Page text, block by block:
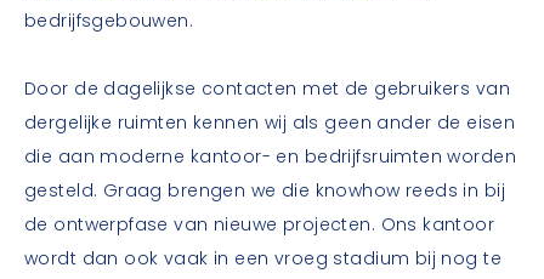
bedrijfsgebouwen.
Door de dagelijkse contacten met de gebruikers van
dergelijke ruimten kennen wij als geen ander de eisen
die aan moderne kantoor- en bedrijfsruimten worden
gesteld. Graag brengen we die knowhow reeds in bij
de ontwerpfase van nieuwe projecten. Ons kantoor
wordt dan ook vaak in een vroeg stadium bij nog te